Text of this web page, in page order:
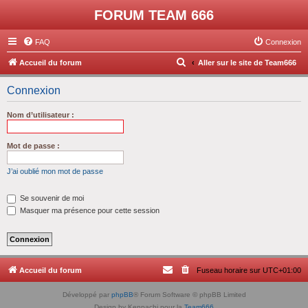
FORUM TEAM 666
FAQ Connexion
Accueil du forum Aller sur le site de Team666
R
e
Connexion
Nom d’utilisateur :
Mot de passe :
J’ai oublié mon mot de passe
Se souvenir de moi
Masquer ma présence pour cette session
Accueil du forum Fuseau horaire sur UTC+01:00
Développé par phpBB® Forum Software © phpBB Limited